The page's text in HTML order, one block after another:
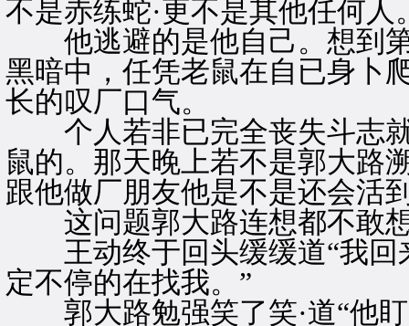
不是赤练蛇·更不是其他任何人
他逃避的是他自己。想到第
黑暗中，任凭老鼠在自已身卜
长的叹厂口气。
个人若非已完全丧失斗志就
鼠的。那天晚上若不是郭大路
跟他做厂朋友他是不是还会活
这问题郭大路连想都不敢
王动终于回头缓缓道“我回
定不停的在找我。”
郭大路勉强笑了笑·道“他盯